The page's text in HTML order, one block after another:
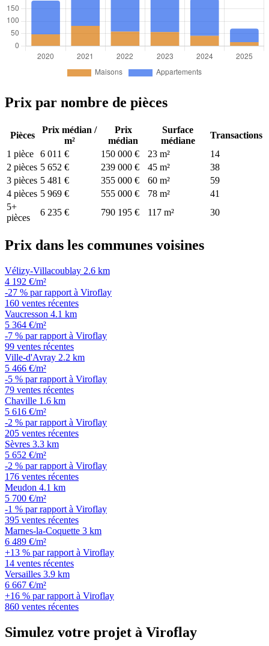
Prix par nombre de pièces
Pièces
Prix médian /
m²
Prix
médian
Surface
médiane
Transactions
1 pièce
6 011 € 150 000 € 23 m²
14
2 pièces 5 652 € 239 000 € 45 m²
38
3 pièces 5 481 € 355 000 € 60 m²
59
4 pièces 5 969 € 555 000 € 78 m²
41
5+
pièces
6 235 € 790 195 € 117 m² 30
Prix dans les communes voisines
Vélizy-Villacoublay 2.6 km
4 192 €/m²
-27 % par rapport à Viroflay
160 ventes récentes
Vaucresson 4.1 km
5 364 €/m²
-7 % par rapport à Viroflay
99 ventes récentes
Ville-d'Avray 2.2 km
5 466 €/m²
-5 % par rapport à Viroflay
79 ventes récentes
Chaville 1.6 km
5 616 €/m²
-2 % par rapport à Viroflay
205 ventes récentes
Sèvres 3.3 km
5 652 €/m²
-2 % par rapport à Viroflay
176 ventes récentes
Meudon 4.1 km
5 700 €/m²
-1 % par rapport à Viroflay
395 ventes récentes
Marnes-la-Coquette 3 km
6 489 €/m²
+13 % par rapport à Viroflay
14 ventes récentes
Versailles 3.9 km
6 667 €/m²
+16 % par rapport à Viroflay
860 ventes récentes
Simulez votre projet à Viroflay